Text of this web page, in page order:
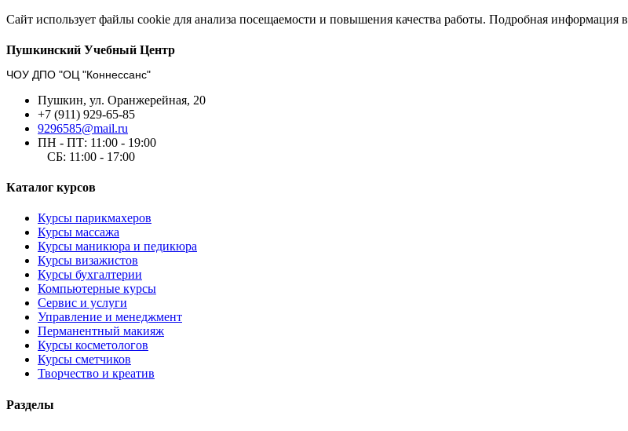
Сайт использует файлы cookie для анализа посещаемости и повышения качества работы. Подробная информация в
Пушкинский Учебный Центр
ЧОУ ДПО "ОЦ "Коннессанс"
Пушкин, ул. Оранжерейная, 20
+7 (911) 929-65-85
9296585@mail.ru
ПН - ПТ: 11:00 - 19:00
СБ: 11:00 - 17:00
Каталог курсов
Курсы парикмахеров
Курсы массажа
Курсы маникюра и педикюра
Курсы визажистов
Курсы бухгалтерии
Компьютерные курсы
Сервис и услуги
Управление и менеджмент
Перманентный макияж
Курсы косметологов
Курсы сметчиков
Творчество и креатив
Разделы